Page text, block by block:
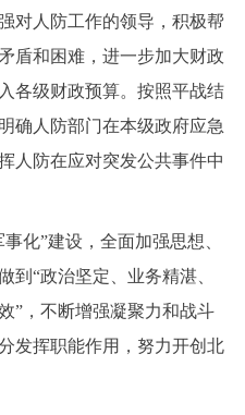
人防工作的领导，积极帮
盾和困难，进一步加大财政
各级财政预算。按照平战结
确人防部门在本级政府应急
人防在应对突发公共事件中
”建设，全面加强思想、
到“政治坚定、业务精湛、
”，不断增强凝聚力和战斗
发挥职能作用，努力开创北